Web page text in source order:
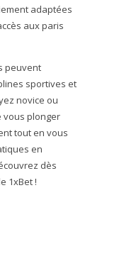
adaptées
aux paris
peuvent
sportives et
novice ou
vous plonger
tout en vous
en
dès
1xBet !